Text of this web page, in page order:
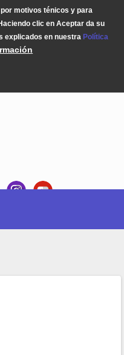
motivos ténicos y para
clic en Aceptar da su
explicados en nuestra Política